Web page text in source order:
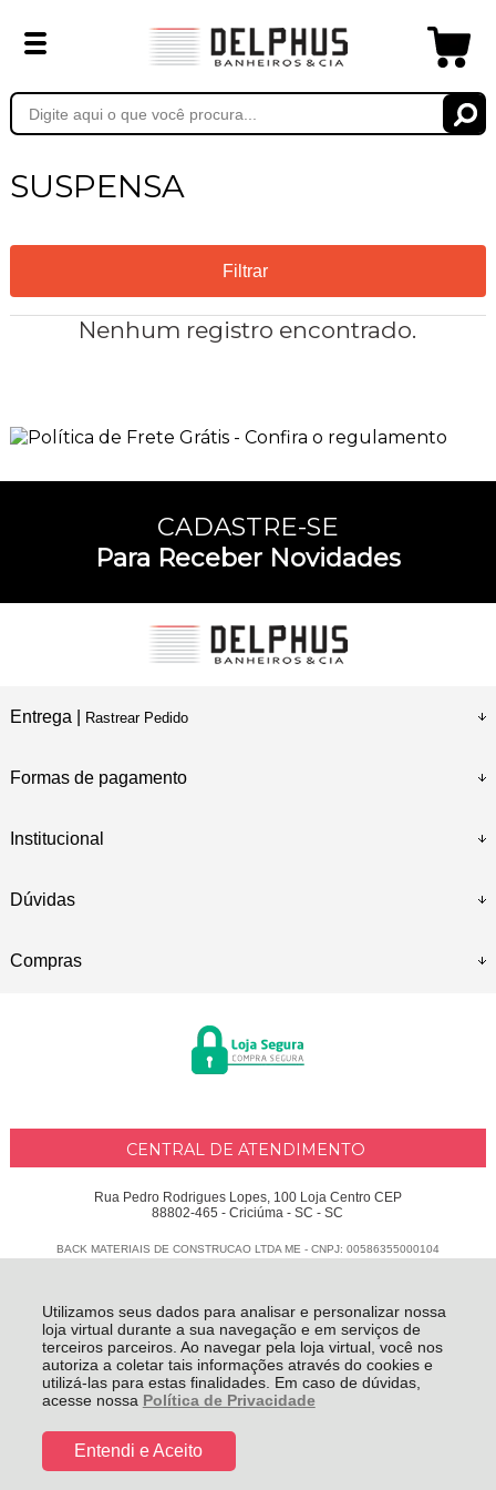
Utilizamos seus dados para analisar e personalizar nossa
loja virtual durante a sua navegação e em serviços de
terceiros parceiros. Ao navegar pela loja virtual, você nos
autoriza a coletar tais informações através do cookies e
utilizá-las para estas finalidades. Em caso de dúvidas,
acesse nossa Política de Privacidade
Entendi e Aceito
SUSPENSA
Filtrar
Nenhum registro encontrado.
CADASTRE-SE
Para Receber Novidades
Entrega | Rastrear Pedido
Formas de pagamento
Institucional
Dúvidas
Compras
CENTRAL DE ATENDIMENTO
Rua Pedro Rodrigues Lopes, 100 Loja Centro CEP
88802-465 - Criciúma - SC - SC
BACK MATERIAIS DE CONSTRUCAO LTDA ME - CNPJ: 00586355000104